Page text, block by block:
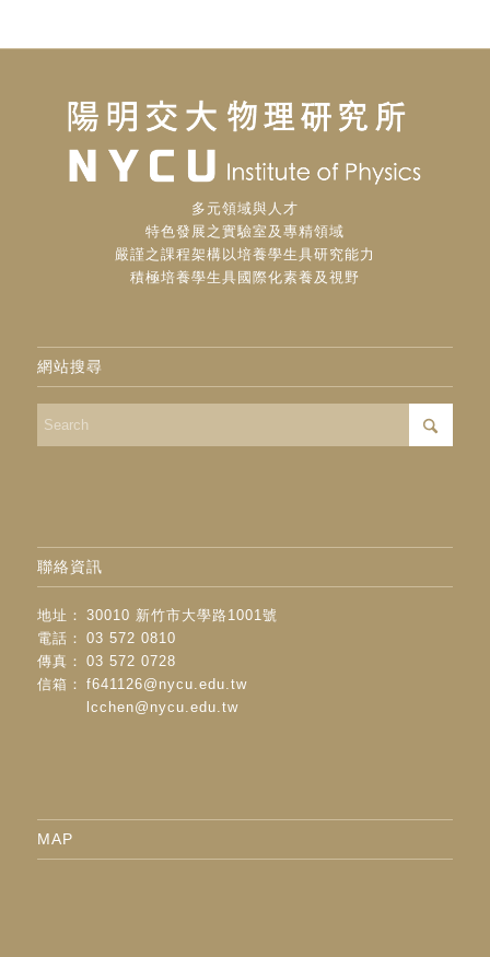
多元領域與人才
特色發展之實驗室及專精領域
嚴謹之課程架構以培養學生具研究能力
積極培養學生具國際化素養及視野
網站搜尋
聯絡資訊
地址：
30010 新竹市大學路1001號
電話：
03 572 0810
傳真：
03 572 0728
信箱：
f641126@nycu.edu.tw
lcchen@nycu.edu.tw
MAP